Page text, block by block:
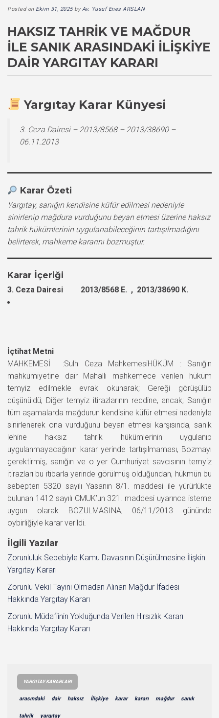
Posted on Ekim 31, 2025byAv. Yusuf Enes ARSLAN
HAKSIZ TAHRIK VE MAĞDUR
ILE SANIK ARASINDAKI İLIŞKIYE
DAIR YARGITAY KARARI
Yargıtay Karar Künyesi
3. Ceza Dairesi – 2013/8568 – 2013/38690 –
06.11.2013
Karar Özeti
Yargıtay, sanığın kendisine küfür edilmesi nedeniyle
sinirlenip mağdura vurduğunu beyan etmesi üzerine haksız
tahrik hükümlerinin uygulanabileceğinin tartışılmadığını
belirterek, mahkeme kararını bozmuştur.
Karar İçeriği
3. Ceza Dairesi 2013/8568 E. , 2013/38690 K.
İçtihat Metni
MAHKEMESİ :Sulh Ceza MahkemesiHÜKÜM : Sanığın
mahkumiyetine dair Mahalli mahkemece verilen hüküm
temyiz edilmekle evrak okunarak; Gereği görüşülüp
düşünüldü; Diğer temyiz itirazlarının reddine, ancak; Sanığın
tüm aşamalarda mağdurun kendisine küfür etmesi nedeniyle
sinirlenerek ona vurduğunu beyan etmesi karşısında, sanık
lehine haksız tahrik hükümlerinin uygulanıp
uygulanmayacağının karar yerinde tartışılmaması, Bozmayı
gerektirmiş, sanığın ve o yer Cumhuriyet savcısının temyiz
itirazları bu itibarla yerinde görülmüş olduğundan, hükmün bu
sebepten 5320 sayılı Yasanın 8/1. maddesi ile yürürlükte
bulunan 1412 sayılı CMUK’un 321. maddesi uyarınca isteme
uygun olarak BOZULMASINA, 06/11/2013 gününde
oybirliğiyle karar verildi.
İlgili Yazılar
Zorunluluk Sebebiyle Kamu Davasının Düşürülmesine İlişkin
Yargıtay Kararı
Zorunlu Vekil Tayini Olmadan Alınan Mağdur İfadesi
Hakkında Yargıtay Kararı
Zorunlu Müdafiinin Yokluğunda Verilen Hırsızlık Kararı
Hakkında Yargıtay Kararı
YARGITAY KARARLARI
arasındaki dair haksız İlişkiye karar kararı mağdur sanık
tahrik yargıtay